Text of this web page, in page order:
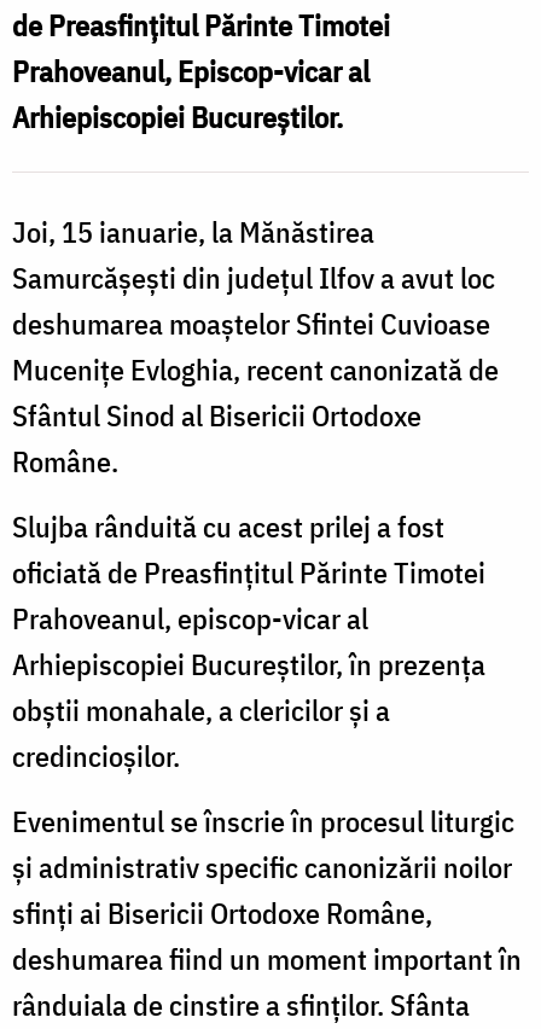
la
Mănăstirea
Samurcășești
basilica.ro
de Preasfințitul Părinte Timotei
Prahoveanul, Episcop-vicar al
Arhiepiscopiei Bucureștilor.
Joi, 15 ianuarie, la Mănăstirea
Samurcășești din județul Ilfov a avut loc
deshumarea moaștelor Sfintei Cuvioase
Mucenițe Evloghia, recent canonizată de
Sfântul Sinod al Bisericii Ortodoxe
Române.
Slujba rânduită cu acest prilej a fost
oficiată de Preasfințitul Părinte Timotei
Prahoveanul, episcop-vicar al
Arhiepiscopiei Bucureștilor, în prezența
obștii monahale, a clericilor și a
credincioșilor.
Evenimentul se înscrie în procesul liturgic
și administrativ specific canonizării noilor
sfinți ai Bisericii Ortodoxe Române,
deshumarea fiind un moment important în
rânduiala de cinstire a sfinților. Sfânta